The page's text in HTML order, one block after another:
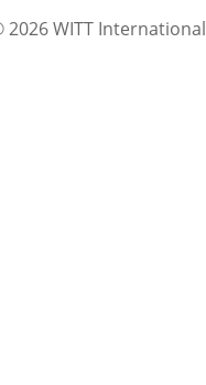
2026 WITT International